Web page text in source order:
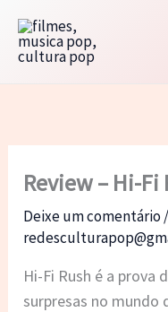
para
Review – Hi-Fi
Deixe um comentário
Hi-Fi Rush é a prova
surpresas no mundo